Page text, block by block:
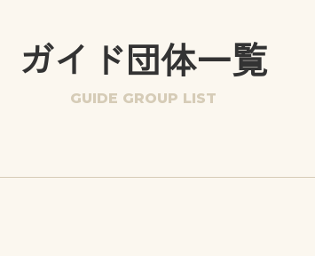
ガイド団体一覧
GUIDE GROUP LIST